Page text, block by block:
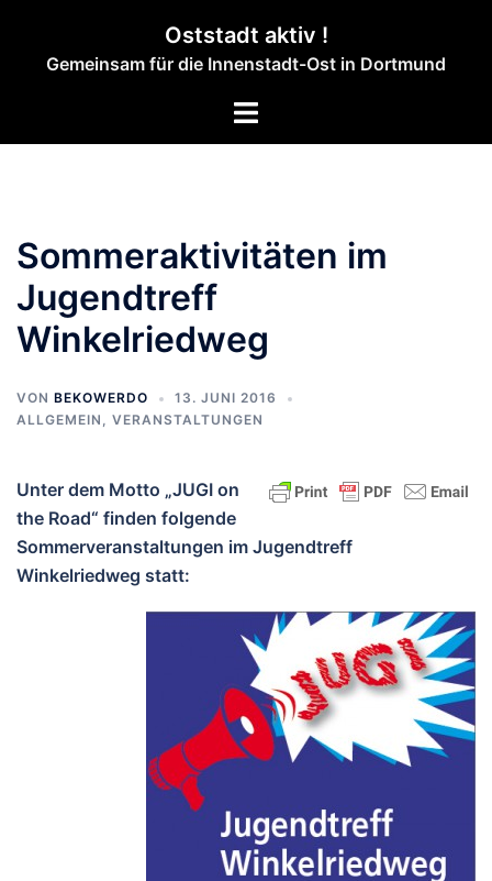
springen
Oststadt aktiv !
Gemeinsam für die Innenstadt-Ost in Dortmund
Menü
Sommeraktivitäten im
Jugendtreff
Winkelriedweg
VON BEKOWERDO
13. JUNI 2016
ALLGEMEIN , VERANSTALTUNGEN
Unter dem Motto „JUGI on
the Road“ finden folgende
Sommerveranstaltungen im Jugendtreff
Winkelriedweg statt: